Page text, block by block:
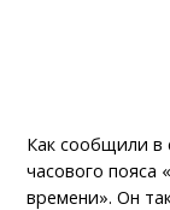
Как сообщили в
часового пояса
времени». Он